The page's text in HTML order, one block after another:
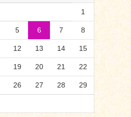
1
5 6 7 8
12 13 14 15
19 20 21 22
26 27 28 29